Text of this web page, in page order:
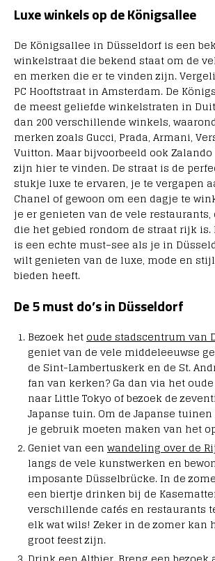
Luxe winkels op deKönigsallee
De Königsallee in Düsseldorf is een be
winkelstraat die bekend staat om de ve
en merken die erte vindenzijn.
PC Hooftstraat in Amsterdam. De Königs
de meest geliefde winkelstraten in Du
dan 200 verschillende winkels, waar
merkenzoals Gucci, Prada, Armani,
Vuitton. Maar bijvoorbeeld ook Zalando
zijn hier te vinden. De straat is de
stukje luxe te ervaren, je te vergapen
Chanel of gewoon om een dagje te win
je er genieten van de vele restaurants,
die het gebied rondom de straat rijk is.
is een echte must–see als je in Düsse
wilt genieten van de luxe, mode en stijl
bieden heeft.
De 5 must do’s in Düsseldorf
Bezoek hetoude stadscentrum van
geniet van de vele middeleeuwse
de Sint-Lambertuskerk en de St.
fan van kerken? Ga dan via het
naar Little Tokyo of bezoek de
Japanse tuin. Om de Japanse
je gebruik moeten maken van het
Geniet van een wandeling over de
langs de vele kunstwerken en
imposante Düsselbrücke. In de
een biertje drinken bij de
verschillende cafés en restaurants
elk wat wils! Zeker in de zomer kan
groot feest zijn.